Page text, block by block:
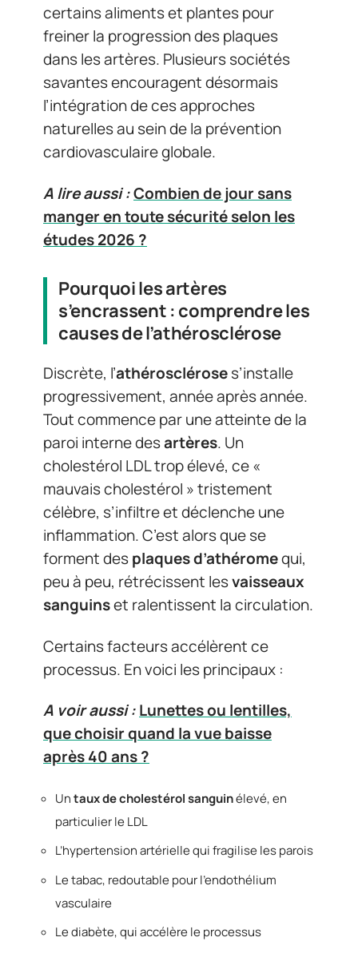
certains aliments et plantes pour
freiner la progression des plaques
dans les artères. Plusieurs sociétés
savantes encouragent désormais
l’intégration de ces approches
naturelles au sein de la prévention
cardiovasculaire globale.
A lire aussi :Combien de jour sans
manger en toute sécurité selon les
études 2026 ?
Pourquoi les artères
s’encrassent : comprendre les
causes de l’athérosclérose
Discrète, l’athéroscléroses’installe
progressivement, année après année.
Tout commence par une atteinte de la
paroi interne desartères. Un
cholestérol LDL trop élevé, ce «
mauvais cholestérol » tristement
célèbre, s’infiltre et déclenche une
inflammation. C’est alors que se
forment desplaques d’athéromequi,
peu à peu, rétrécissent lesvaisseaux
sanguinset ralentissent la circulation.
Certains facteurs accélèrent ce
processus. En voici les principaux :
A voir aussi :Lunettes ou lentilles,
que choisir quand la vue baisse
après 40 ans ?
Untaux de cholestérol sanguinélevé, en
particulier le LDL
L’hypertension artérielle qui fragilise les parois
Le tabac, redoutable pour l’endothélium
vasculaire
Le diabète, qui accélère le processus